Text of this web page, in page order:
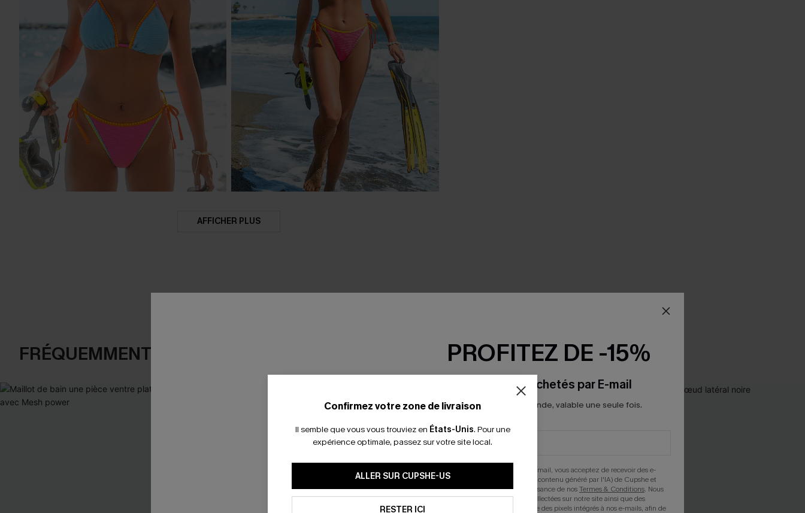
AFFICHER PLUS
FRÉQUEMMENT ACHETÉS ENSEMBLE
Confirmez votre zone de livraison
Il semble que vous vous trouviez en États-Unis. Pour une
expérience optimale, passez sur votre site local.
ALLER SUR CUPSHE-US
RESTER ICI
PROFITEZ DE -15%
-15% dès 2 Achetés par E-mail
*Un code par commande, valable une seule fois.
En soumettant votre adresse e-mail, vous acceptez de recevoir des e-
mails marketing (y compris du contenu généré par l'IA) de Cupshe et
reconnaissez avoir pris connaissance de nosTermes & Conditions. Nous
pouvons utiliser les données collectées sur notre site ainsi que des
technologies de suivi, telles que des pixels intégrés à nos e-mails, afin de